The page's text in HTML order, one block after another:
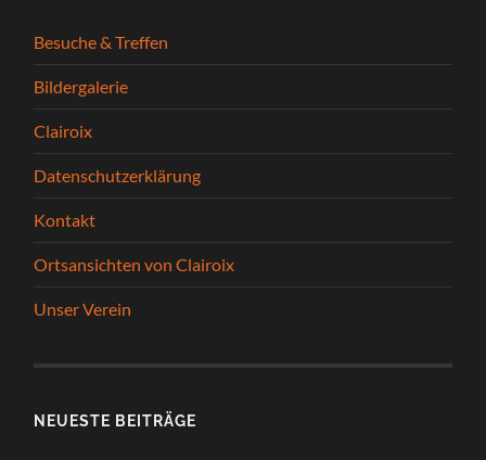
Besuche & Treffen
Bildergalerie
Clairoix
Datenschutzerklärung
Kontakt
Ortsansichten von Clairoix
Unser Verein
NEUESTE BEITRÄGE